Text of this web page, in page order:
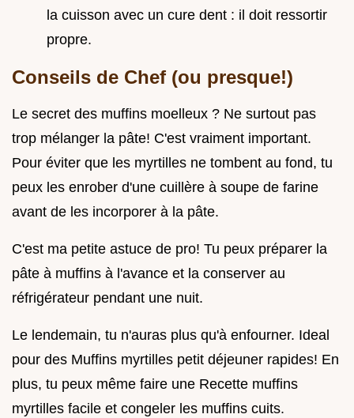
la cuisson avec un cure dent : il doit ressortir
propre.
Conseils de Chef (ou presque!)
Le secret des muffins moelleux ? Ne surtout pas
trop mélanger la pâte! C'est vraiment important.
Pour éviter que les myrtilles ne tombent au fond, tu
peux les enrober d'une cuillère à soupe de farine
avant de les incorporer à la pâte.
C'est ma petite astuce de pro! Tu peux préparer la
pâte à muffins à l'avance et la conserver au
réfrigérateur pendant une nuit.
Le lendemain, tu n'auras plus qu'à enfourner. Ideal
pour des Muffins myrtilles petit déjeuner rapides! En
plus, tu peux même faire une Recette muffins
myrtilles facile et congeler les muffins cuits.